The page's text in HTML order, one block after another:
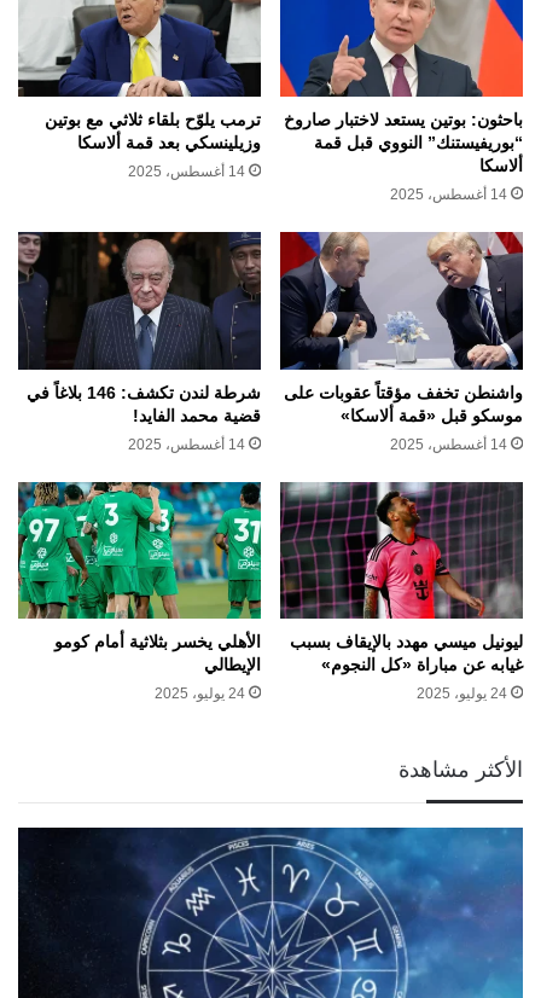
باحثون: بوتين يستعد لاختبار صاروخ
“بوريفيستنك” النووي قبل قمة
ألاسكا
14 أغسطس، 2025
ترمب يلوّح بلقاء ثلاثي مع بوتين
وزيلينسكي بعد قمة ألاسكا
14 أغسطس، 2025
واشنطن تخفف مؤقتاً عقوبات على
موسكو قبل «قمة ألاسكا»
14 أغسطس، 2025
شرطة لندن تكشف: 146 بلاغاً في
قضية محمد الفايد!
14 أغسطس، 2025
ليونيل ميسي مهدد بالإيقاف بسبب
غيابه عن مباراة «كل النجوم»
24 يوليو، 2025
الأهلي يخسر بثلاثية أمام كومو
الإيطالي
24 يوليو، 2025
الأكثر مشاهدة